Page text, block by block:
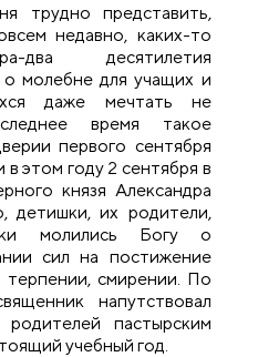
трудно представить,
недавно, каких-то
два десятилетия
о молебне для учащих и
даже мечтать не
время такое
первого сентября
этом году 2 сентября в
князя Александра
детишки, их родители,
молились Богу о
сил на постижение
смирении. По
напутствовал
пастырским
учебный год.